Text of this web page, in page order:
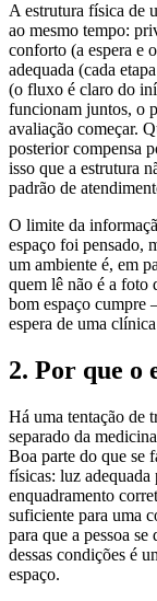
A estrutura física de
ao mesmo tempo:
conforto (a espera e
adequada (cada
(o fluxo é claro do
funcionam juntos, o
avaliação começar.
posterior compensa
isso que a estrutura
padrão de
O limite da
espaço foi pensado,
um ambiente é, em
quem lê não é a foto
bom espaço cumpre
espera de uma
2. Por que o
Há uma tentação de
separado da
Boa parte do que se
físicas: luz adequada
enquadramento
suficiente para uma
para que a pessoa se
dessas condições é
espaço.